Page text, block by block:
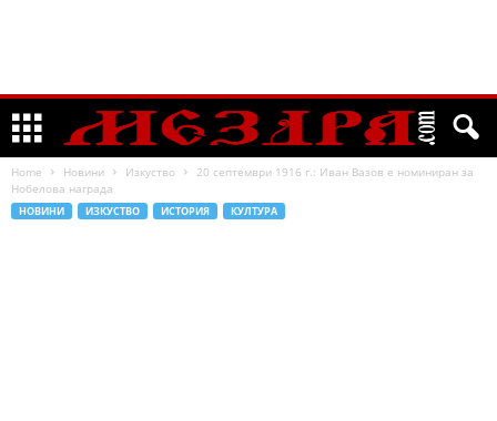
Home Новини Изкуство
20 септември 1916 г.: Иван Вазов е номиниран за
Нобелова награда
НОВИНИ ИЗКУСТВО ИСТОРИЯ КУЛТУРА